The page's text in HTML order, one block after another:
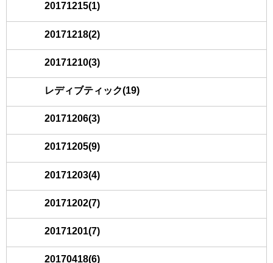
20171215(1)
20171218(2)
20171210(3)
レディブティック(19)
20171206(3)
20171205(9)
20171203(4)
20171202(7)
20171201(7)
20170418(6)